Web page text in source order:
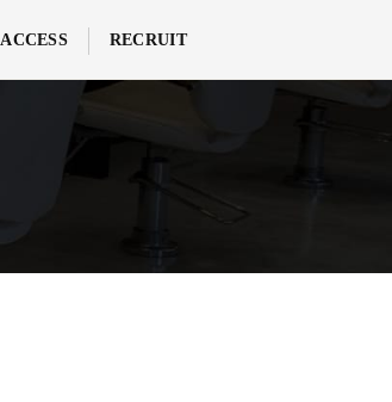
ACCESS RECRUIT